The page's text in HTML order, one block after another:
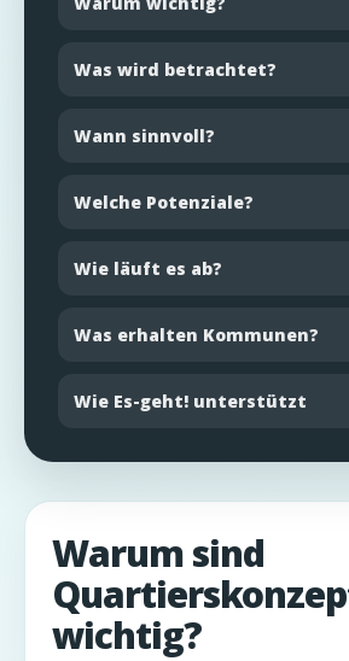
Was wird betrachtet?
Wann sinnvoll?
Welche Potenziale?
Wie läuft es ab?
Was erhalten Kommunen?
Wie Es-geht! unterstützt
Warum sind
wichtig?